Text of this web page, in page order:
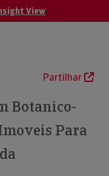
View
Partilhar
Botanico-
Para